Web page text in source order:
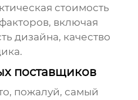
стоимость
включая
дизайна, качество
поставщиков
пожалуй, самый